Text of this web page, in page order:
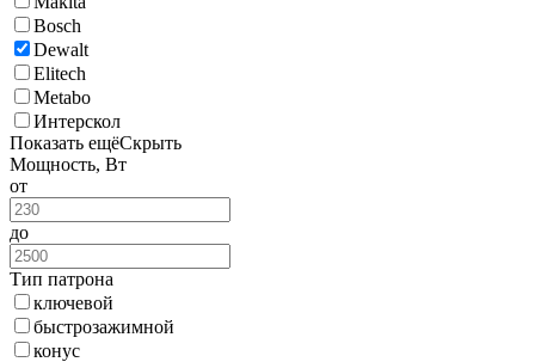
Bosch
Dewalt
Elitech
Metabo
Интерскол
Показать ещёСкрыть
Мощность, Вт
от
до
Тип патрона
ключевой
быстрозажимной
конус